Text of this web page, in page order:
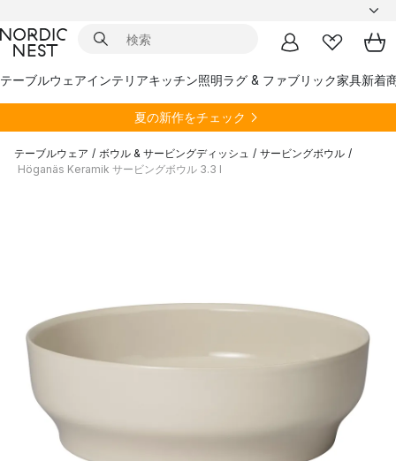
テーブルウェアインテリアキッチン照明ラグ & ファブリック家具新着
夏の新作をチェック
テーブルウェア / ボウル & サービングディッシュ / サービングボウル /
Höganäs Keramik サービングボウル 3.3 l